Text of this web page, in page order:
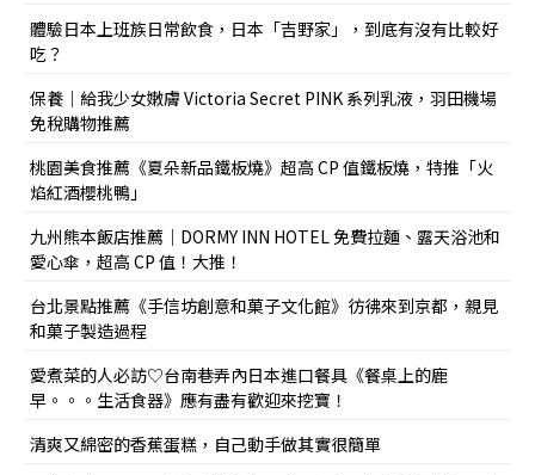
體驗日本上班族日常飲食，日本「吉野家」，到底有沒有比較好
吃？
保養｜給我少女嫩膚 Victoria Secret PINK 系列乳液，羽田機場
免稅購物推薦
桃園美食推薦《夏朵新品鐵板燒》超高 CP 值鐵板燒，特推「火
焰紅酒櫻桃鴨」
九州熊本飯店推薦｜DORMY INN HOTEL 免費拉麵、露天浴池和
愛心傘，超高 CP 值！大推！
台北景點推薦《手信坊創意和菓子文化館》彷彿來到京都，親見
和菓子製造過程
愛煮菜的人必訪♡台南巷弄內日本進口餐具《餐桌上的鹿
早。。。生活食器》應有盡有歡迎來挖寶！
清爽又綿密的香蕉蛋糕，自己動手做其實很簡單